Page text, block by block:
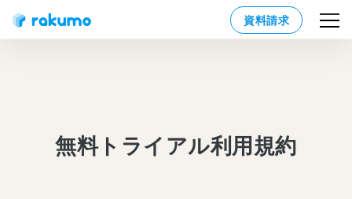
資料請求
無料トライアル利用規約